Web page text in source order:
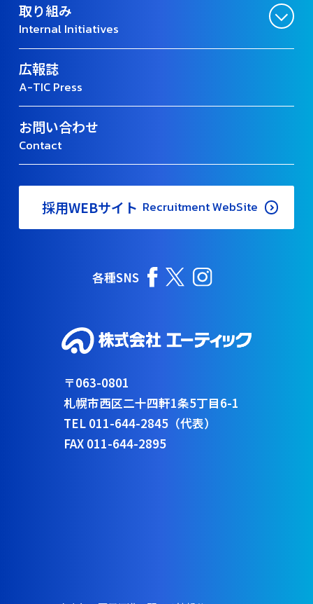
取り組み
Internal Initiatives
広報誌
A-TIC Press
お問い合わせ
Contact
採用WEBサイト Recruitment WebSite
各種SNS
〒063-0801
札幌市西区二十四軒1条5丁目6-1
TEL 011-644-2845（代表）
FAX 011-644-2895